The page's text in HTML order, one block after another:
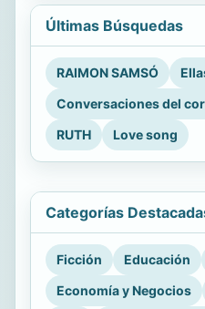
Últimas Búsquedas
RAIMON SAMSÓ
Conversaciones del
RUTH
Love song
Categorías
Ficción Educación
Economía y Negocios